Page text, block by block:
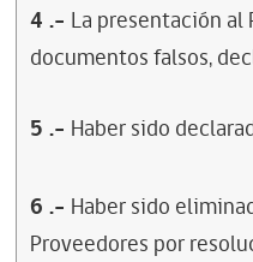
4 .- La presentación al
documentos falsos,
5 .- Haber sido
6 .- Haber sido
Proveedores por